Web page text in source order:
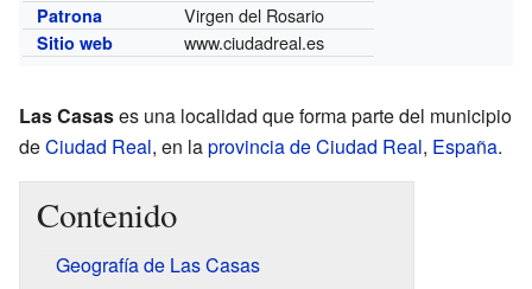
Patrona Virgen del Rosario
Sitio web www.ciudadreal.es
Las Casases una localidad que forma parte del municipio
deCiudad Real, en laprovincia de Ciudad Real, España.
Contenido
Geografía de Las Casas